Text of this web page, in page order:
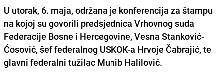
U utorak, 6. maja, održana je konferencija za štampu
na kojoj su govorili predsjednica Vrhovnog suda
Federacije Bosne i Hercegovine, Vesna Stanković-
Ćosović, šef federalnog USKOK-a Hrvoje Čabrajić, te
glavni federalni tužilac Munib Halilović.